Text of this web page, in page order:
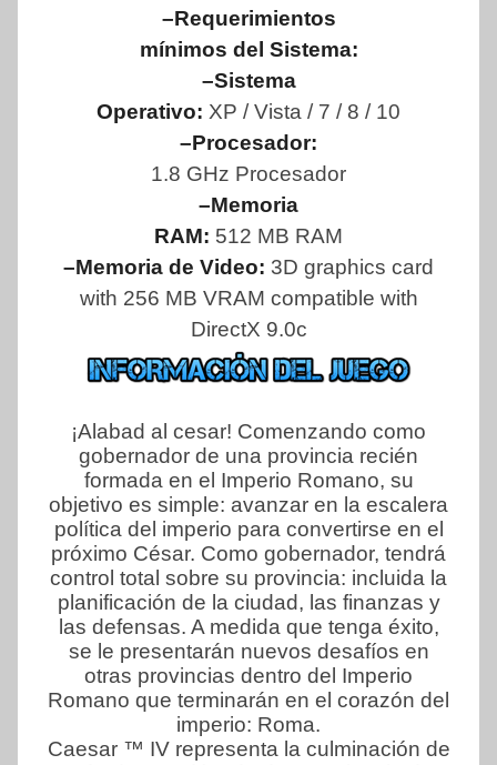
–Requerimientos
mínimos del Sistema:
–Sistema
Operativo: XP / Vista / 7 / 8 / 10
–Procesador:
1.8 GHz Procesador
–Memoria
RAM: 512 MB RAM
–Memoria de Video: 3D graphics card
with 256 MB VRAM compatible with
DirectX 9.0c
¡Alabad al cesar! Comenzando como
gobernador de una provincia recién
formada en el Imperio Romano, su
objetivo es simple: avanzar en la escalera
política del imperio para convertirse en el
próximo César. Como gobernador, tendrá
control total sobre su provincia: incluida la
planificación de la ciudad, las finanzas y
las defensas. A medida que tenga éxito,
se le presentarán nuevos desafíos en
otras provincias dentro del Imperio
Romano que terminarán en el corazón del
imperio: Roma.
Caesar ™ IV representa la culminación de